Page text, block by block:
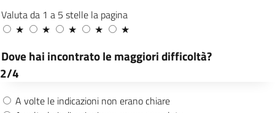
garantire un supporto qualificato e una
maggiore accessibilità ai servizi online
certificazioni on line per tutti i comuni
Mantenimento del progetto “Cittadini si